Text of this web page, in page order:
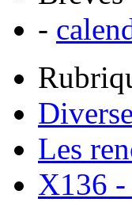
-
Les
X136 -